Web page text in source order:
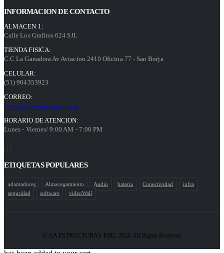
INFORMACION DE CONTACTO
ALMACEN 1:
Calle Los Grafitos 624 SJL
TIENDA FISICA:
C.C La Ganadora Av Aviacion 2410 Oficina 77 - San Borja
CELULAR:
(51) 904353923
CORREO:
ventas@aa-estructuras.com
HORARIO DE ATENCION:
Lunes - Viernes/ 9:00 AM - 7:00 PM
ETIQUETAS POPULARES
adaptadores Almacenamiento Audio bateria Conectividad
infra
seguridad
software videoWall
© AA ESTRUCTURAS EIRL 2024. All Rights Reserved